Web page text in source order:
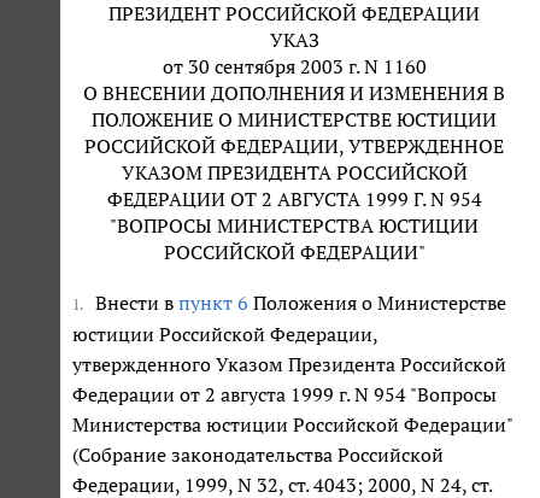
ПРЕЗИДЕНТ РОССИЙСКОЙ ФЕДЕРАЦИИ
УКАЗ
от 30 сентября 2003 г. N 1160
О ВНЕСЕНИИ ДОПОЛНЕНИЯ И ИЗМЕНЕНИЯ В
ПОЛОЖЕНИЕ О МИНИСТЕРСТВЕ ЮСТИЦИИ
РОССИЙСКОЙ ФЕДЕРАЦИИ, УТВЕРЖДЕННОЕ
УКАЗОМ ПРЕЗИДЕНТА РОССИЙСКОЙ
ФЕДЕРАЦИИ ОТ 2 АВГУСТА 1999 Г. N 954
"ВОПРОСЫ МИНИСТЕРСТВА ЮСТИЦИИ
РОССИЙСКОЙ ФЕДЕРАЦИИ"
1. Внести в пункт 6 Положения о Министерстве
юстиции Российской Федерации,
утвержденного Указом Президента Российской
Федерации от 2 августа 1999 г. N 954 "Вопросы
Министерства юстиции Российской Федерации"
(Собрание законодательства Российской
Федерации, 1999, N 32, ст. 4043; 2000, N 24, ст.